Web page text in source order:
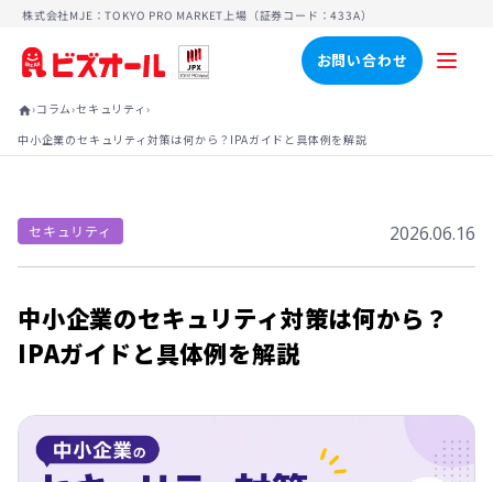
株式会社MJE：TOKYO PRO MARKET上場（証券コード：433A）
お問い合わせ
home›コラム›セキュリティ ›
中小企業のセキュリティ対策は何から？IPAガイドと具体例を解説
セキュリティ 2026.06.16
中小企業のセキュリティ対策は何から？
IPAガイドと具体例を解説